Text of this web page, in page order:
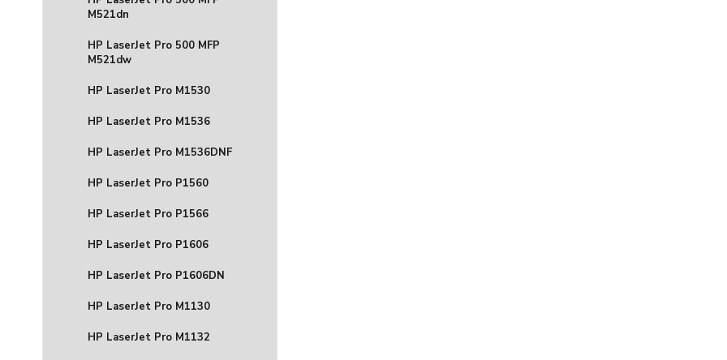
M521dn
HP LaserJet Pro 500 MFP
M521dw
HP LaserJet Pro M1530
HP LaserJet Pro M1536
HP LaserJet Pro M1536DNF
HP LaserJet Pro P1560
HP LaserJet Pro P1566
HP LaserJet Pro P1606
HP LaserJet Pro P1606DN
HP LaserJet Pro M1130
HP LaserJet Pro M1132